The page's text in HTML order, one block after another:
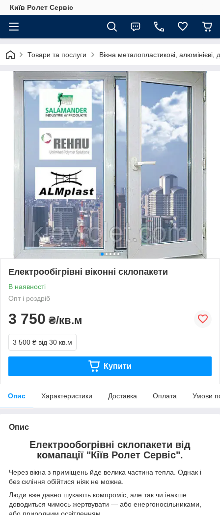
Київ Ролет Сервіс
Товари та послуги Вікна металопластикові, алюмінієві,
Електрообігрівні віконні склопакети
В наявності
Опт і роздріб
3 750 ₴/кв.м
3 500 ₴ від 30 кв.м
Купити
Опис Характеристики Доставка Оплата Умови
Опис
Електрообогрівні склопакети від
комапації "Кіїв Ролет Сервіс".
Через вікна з приміщень йде велика частина тепла. Однак і
без скління обійтися ніяк не можна.
Люди вже давно шукають компроміс, але так чи інакше
доводиться чимось жертвувати — або енергоносільниками,